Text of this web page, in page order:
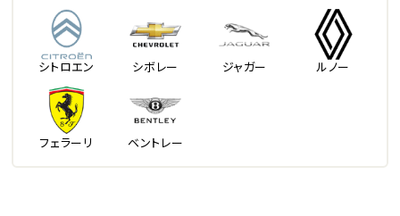
シトロエン シボレー ジャガー ルノー
フェラーリ ベントレー